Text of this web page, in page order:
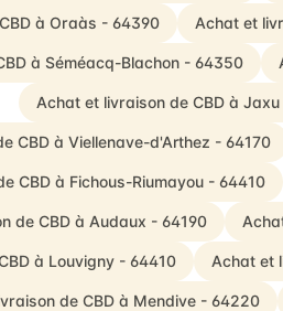
à Oraàs - 64390 Achat et
à Séméacq-Blachon - 64350
Achat et livraison de CBD à
CBD à Viellenave-d'Arthez - 64170
CBD à Fichous-Riumayou - 64410
de CBD à Audaux - 64190
à Louvigny - 64410 Achat et
de CBD à Mendive - 64220